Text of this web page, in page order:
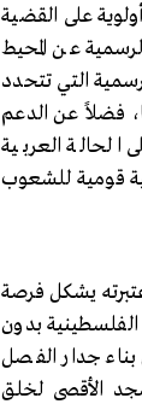
على القضية
عن المحيط
التي تتحدد
فضلاً عن الدعم
الحالة العربية
قومية للشعوب
يشكل فرصة
الفلسطينية بدون
جدار الفصل
الأقصى لخلق